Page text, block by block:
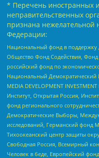
* Перечень иностранных
неправительственных
признана нежелательной
Федерации:
Национальный фонд в поддержку
Общество Фонд Содействия,
российский фонд по
Национальный
MEDIA DEVELOPMENT
Институт, Открытая Россия,
фонд регионального
Демократические Выборы,
исследований, Германский фонд
Тихоокеанский центр защиты
Свободная Россия, Всемирный
Человек в беде, Европейский